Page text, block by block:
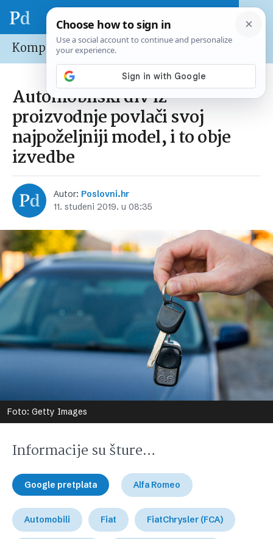
Kompanije
Automobilski div iz
proizvodnje povlači svoj
najpoželjniji model, i to obje
izvedbe
Autor: Poslovni.hr
11. studeni 2019. u 08:35
Foto: Getty Images
Informacije su šture…
Google pretplata Alfa Romeo
Automobili Fiat FiatChrysler (FCA)